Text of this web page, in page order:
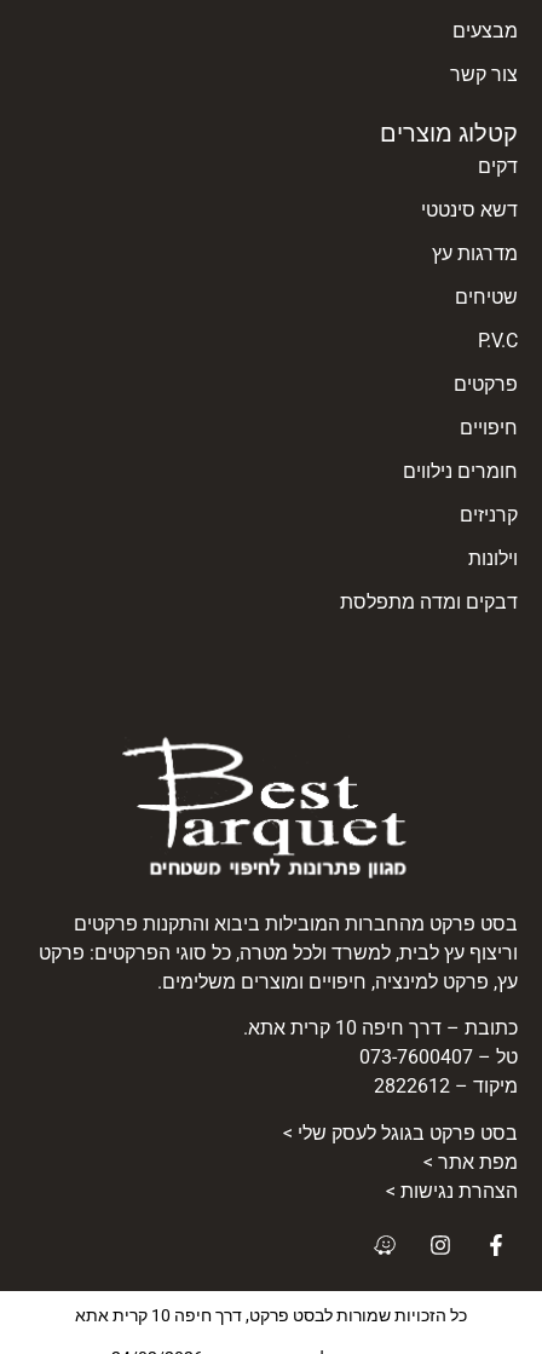
מבצעים
צור קשר
קטלוג מוצרים
דקים
דשא סינטטי
מדרגות עץ
שטיחים
P.V.C
פרקטים
חיפויים
חומרים נילווים
קרניזים
וילונות
דבקים ומדה מתפלסת
בסט פרקט מהחברות המובילות ביבוא והתקנות פרקטים
וריצוף עץ לבית, למשרד ולכל מטרה, כל סוגי הפרקטים: פרקט
עץ, פרקט למינציה, חיפויים ומוצרים משלימים.
כתובת – דרך חיפה 10 קרית אתא.
טל – 073-7600407
מיקוד – 2822612
בסט פרקט בגוגל לעסק שלי >
מפת אתר >
הצהרת נגישות >
כל הזכויות שמורות לבסט פרקט, דרך חיפה 10 קרית אתא